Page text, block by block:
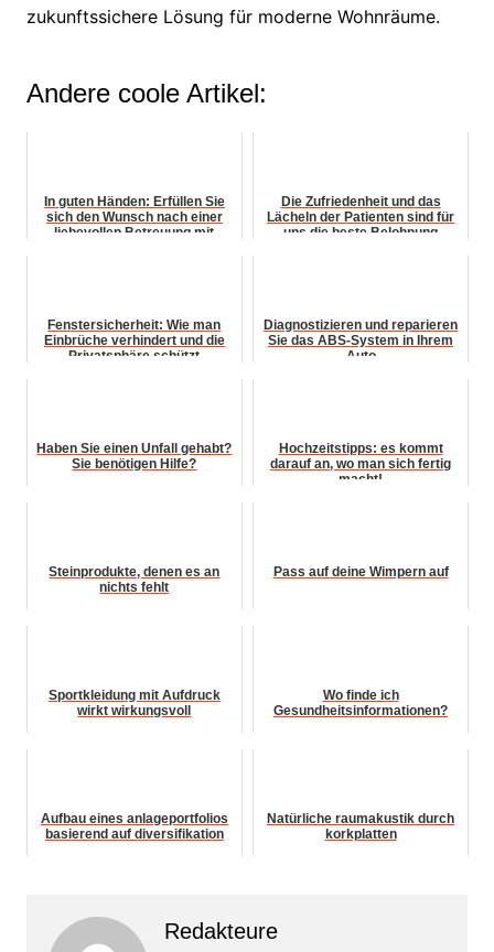
zukunftssichere Lösung für moderne Wohnräume.
Andere coole Artikel:
In guten Händen: Erfüllen Sie
sich den Wunsch nach einer
liebevollen Betreuung mit
Die Zufriedenheit und das
Lächeln der Patienten sind für
uns die beste Belohnung
Fenstersicherheit: Wie man
Einbrüche verhindert und die
Privatsphäre schützt
Diagnostizieren und reparieren
Sie das ABS-System in Ihrem
Auto
Haben Sie einen Unfall gehabt?
Sie benötigen Hilfe?
Hochzeitstipps: es kommt
darauf an, wo man sich fertig
macht!
Steinprodukte, denen es an
nichts fehlt
Pass auf deine Wimpern auf
Sportkleidung mit Aufdruck
wirkt wirkungsvoll
Wo finde ich
Gesundheitsinformationen?
Aufbau eines anlageportfolios
basierend auf diversifikation
Natürliche raumakustik durch
korkplatten
Redakteure